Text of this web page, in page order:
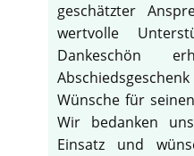
geschätzter
wertvolle
Dankeschön
Wünsche für
Wir bedanken
Einsatz und